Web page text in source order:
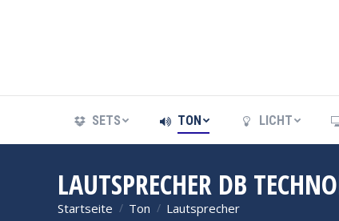
SETS TON LICHT
LAUTSPRECHER DB
Sie befinden sich hier:
Startseite Ton Lautsprecher